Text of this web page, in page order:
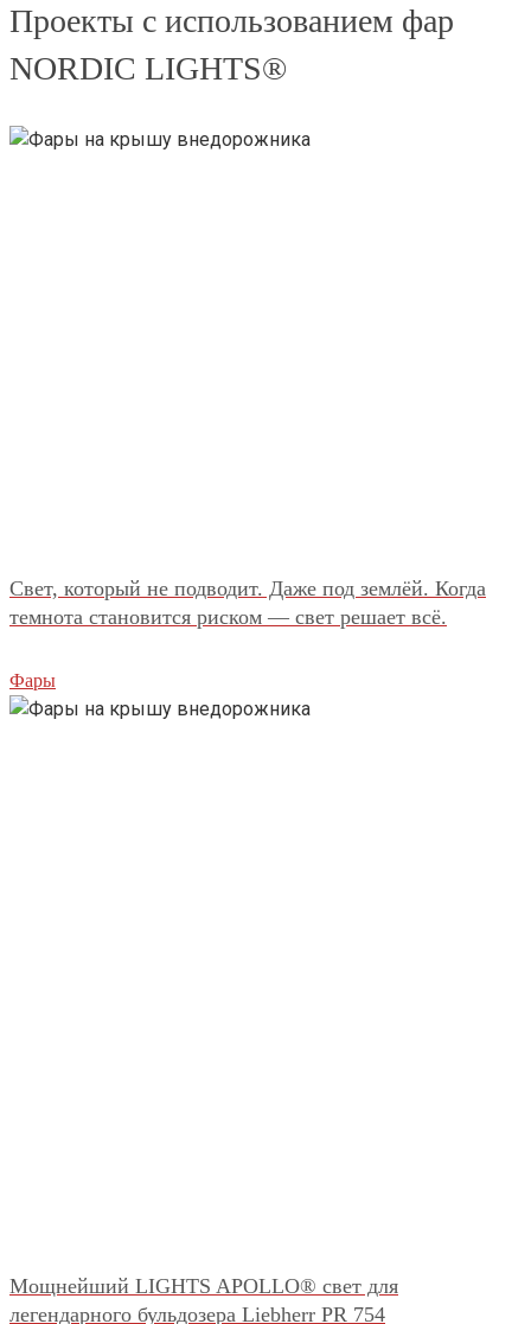
Проекты с использованием фар
NORDIC LIGHTS®
Свет, который не подводит. Даже под землёй. Когда
темнота становится риском — свет решает всё.
Фары
Мощнейший LIGHTS APOLLO® свет для
легендарного бульдозера Liebherr PR 754